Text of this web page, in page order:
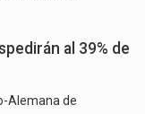
al 39% de
Alemana de